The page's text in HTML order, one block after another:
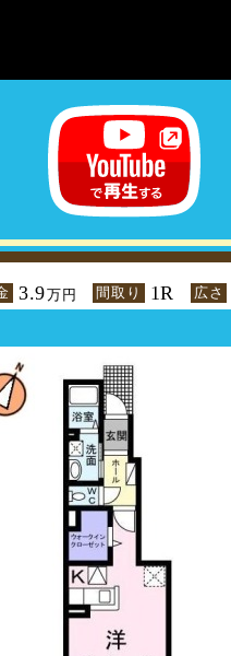
3.9 万円 間取り 1R 広さ